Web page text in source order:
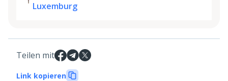
Luxemburg
Teilen mit
Link kopieren